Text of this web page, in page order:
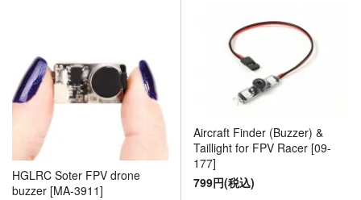
HGLRC Soter FPV drone
buzzer [MA-3911]
Aircraft Finder (Buzzer) &
Taillight for FPV Racer [09-
177]
799円(税込)